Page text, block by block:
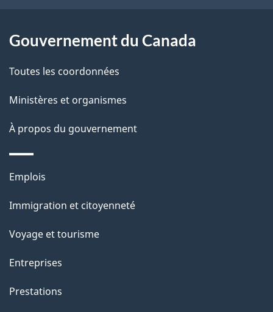
a
p
a
g
e
Gouvernement du Canada
Toutes les coordonnées
Ministères et organismes
À propos du gouvernement
Thèmes
sujets
Emplois
Immigration et citoyenneté
Voyage et tourisme
Entreprises
Prestations